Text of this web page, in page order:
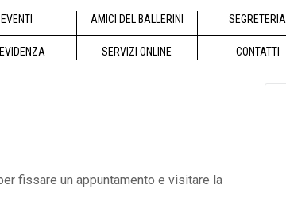
EVENTI AMICI DEL BALLERINI SEGRETERIA
EVIDENZA SERVIZI ONLINE CONTATTI
fissare un appuntamento e visitare la